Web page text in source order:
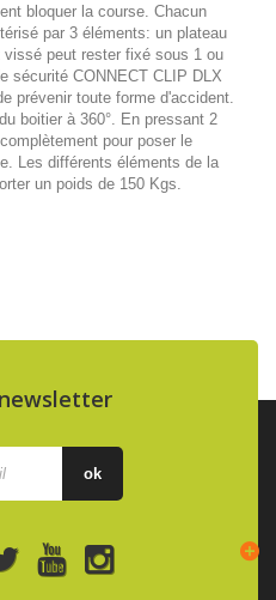
bloquer la course. Chacun
par 3 éléments: un plateau
vissé peut rester fixé sous 1 ou
sécurité CONNECT CLIP DLX
prévenir toute forme d'accident.
boitier à 360°. En pressant 2
pour poser le
Les différents éléments de la
un poids de 150 Kgs.
ok